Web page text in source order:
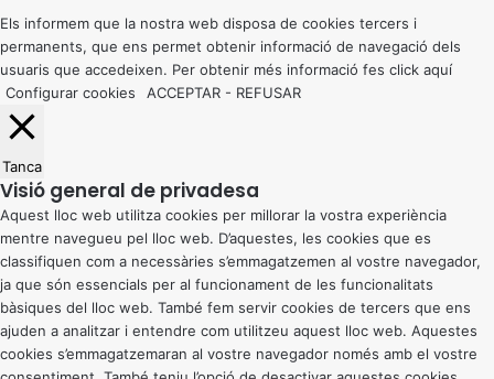
button
Els informem que la nostra web disposa de cookies tercers i
permanents, que ens permet obtenir informació de navegació dels
usuaris que accedeixen. Per obtenir més informació fes click aquí
Configurar cookies
ACCEPTAR - REFUSAR
Tanca
Visió general de privadesa
Aquest lloc web utilitza cookies per millorar la vostra experiència
mentre navegueu pel lloc web. D’aquestes, les cookies que es
classifiquen com a necessàries s’emmagatzemen al vostre navegador,
ja que són essencials per al funcionament de les funcionalitats
bàsiques del lloc web. També fem servir cookies de tercers que ens
ajuden a analitzar i entendre com utilitzeu aquest lloc web. Aquestes
cookies s’emmagatzemaran al vostre navegador només amb el vostre